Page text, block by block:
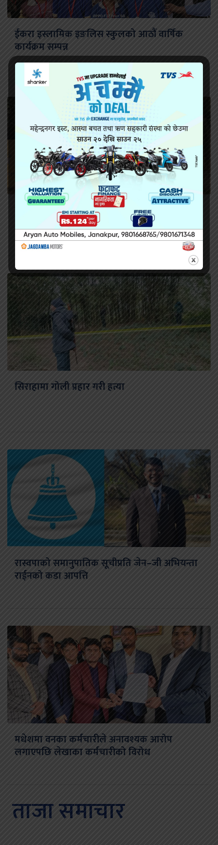
ईकरा इस्लामिक इङलिस स्कुलको आठौं वार्षिक
कार्यक्रम सम्पन्न
सिरहा कारागारको अवस्थाबारे राईनको गम्भीर प्रश्न
सिराहामा गोली प्रहार गरी हत्या
रास्वपाको समानुपातिक सूचीप्रति जेन–जी अभियन्ता
राईनको कडा आपत्ति
मधेशमा वनका कर्मचारीले अनावश्यक आरोप
लगाएपछि लेखाका कर्मचारीको विरोध
ताजा समाचार